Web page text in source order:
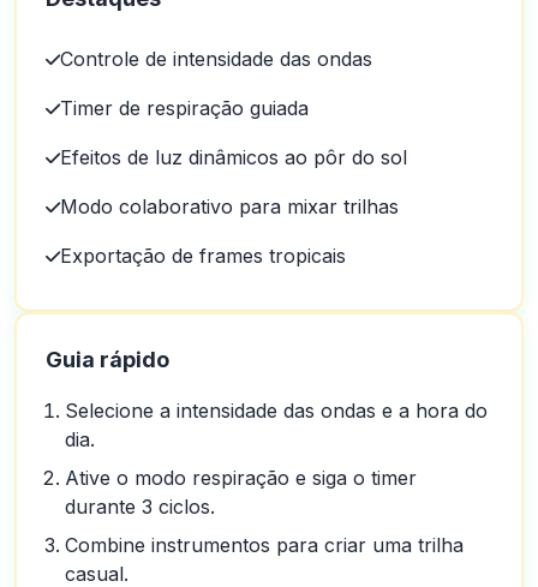
Controle de intensidade das ondas
Timer de respiração guiada
Efeitos de luz dinâmicos ao pôr do sol
Modo colaborativo para mixar trilhas
Exportação de frames tropicais
Guia rápido
Selecione a intensidade das ondas e a hora do
dia.
Ative o modo respiração e siga o timer
durante 3 ciclos.
Combine instrumentos para criar uma trilha
casual.